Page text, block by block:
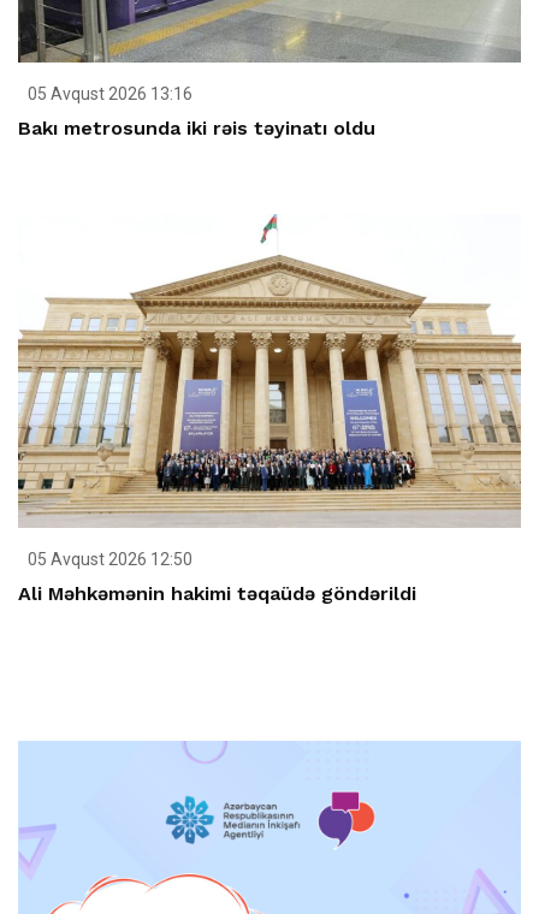
05 Avqust 2026 13:16
Bakı metrosunda iki rəis təyinatı oldu
05 Avqust 2026 12:50
Ali Məhkəmənin hakimi təqaüdə göndərildi